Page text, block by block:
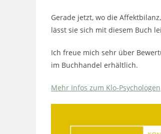
Gerade jetzt, wo die
lässt sie sich mit diesem Buch
Ich freue mich sehr über
im Buchhandel erhältlich.
Mehr Infos zum Klo-Psychologen